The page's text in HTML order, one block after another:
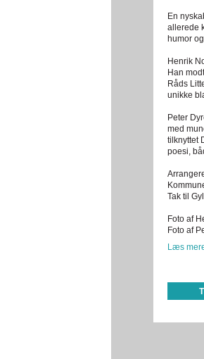
En
allerede
humor
Henrik
Han
Råds
unikke
Peter
med
tilknyttet
poesi,
Tak til
Foto af
Foto af
Læs